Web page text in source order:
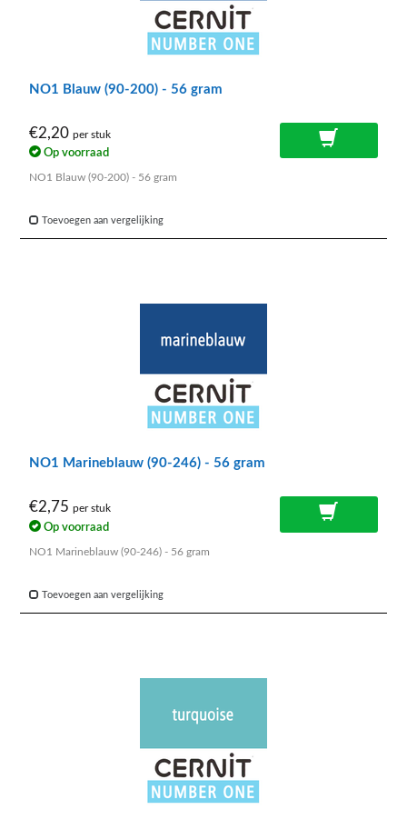
NO1 Blauw (90-200) - 56 gram
€2,20 per stuk
Op voorraad
NO1 Blauw (90-200) - 56 gram
Toevoegen aan vergelijking
NO1 Marineblauw (90-246) - 56 gram
€2,75 per stuk
Op voorraad
NO1 Marineblauw (90-246) - 56 gram
Toevoegen aan vergelijking